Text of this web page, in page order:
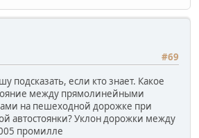
#69
подсказать, если кто знает. Какое
между прямолинейными
на пешеходной дорожке при
автостоянки? Уклон дорожки между
промилле